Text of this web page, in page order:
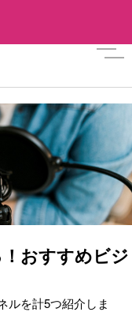
！おすすめビジ
ルを計5つ紹介しま